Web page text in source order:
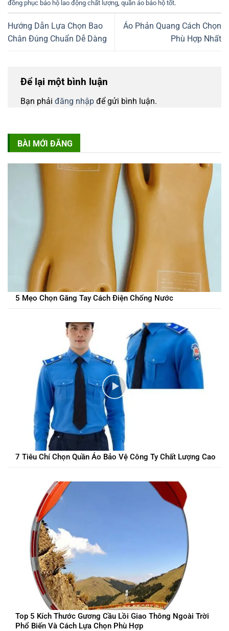
đồng phục bảo hộ lao động chất lượng, quần áo bảo hộ tốt.
Hướng Dẫn Lựa Chọn Bao
Chân Đúng Chuẩn Dễ Dàng
Áo Phản Quang Cách Chọn
Phù Hợp Nhất
Để lại một bình luận
Bạn phải đăng nhập để gửi bình luận.
BÀI MỚI ĐĂNG
5 Mẹo Chọn Găng Tay Cách Điện Chống Nước
7 Tiêu Chí Chọn Quần Áo Bảo Vệ Công Ty Chất Lượng Cao
Top 5 Kích Thước Gương Cầu Lồi Giao Thông Ngoài Trời
Phổ Biến Và Cách Lựa Chọn Phù Hợp